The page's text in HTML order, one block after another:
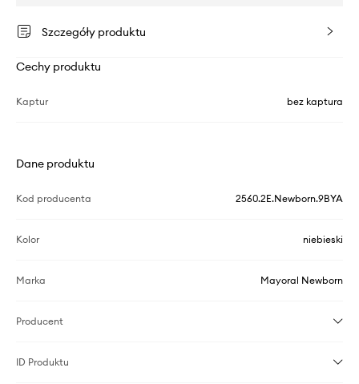
Szczegóły produktu
Cechy produktu
Kaptur bez kaptura
Dane produktu
Kod producenta 2560.2E.Newborn.9BYA
Kolor niebieski
Marka Mayoral Newborn
Producent
ID Produktu